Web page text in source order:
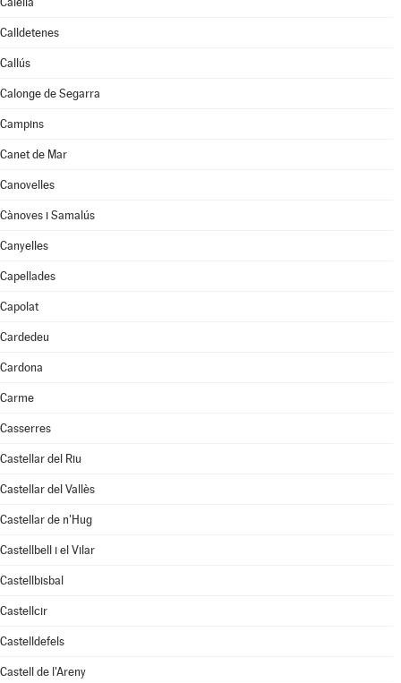
Calldetenes
Callús
Calonge de Segarra
Campins
Canet de Mar
Canovelles
Cànoves i Samalús
Canyelles
Capellades
Capolat
Cardedeu
Cardona
Carme
Casserres
Castellar del Riu
Castellar del Vallès
Castellar de n'Hug
Castellbell i el Vilar
Castellbisbal
Castellcir
Castelldefels
Castell de l'Areny